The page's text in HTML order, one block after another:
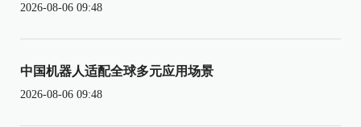
2026-08-06 09:48
中国机器人适配全球多元应用场景
2026-08-06 09:48